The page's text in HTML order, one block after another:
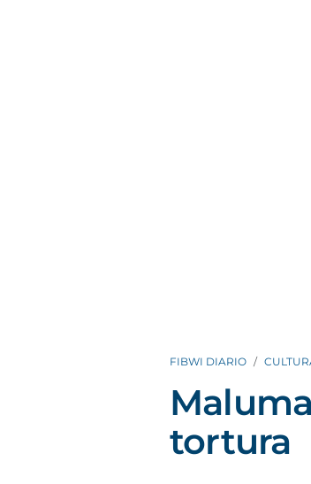
FIBWI DIARIO
tortura